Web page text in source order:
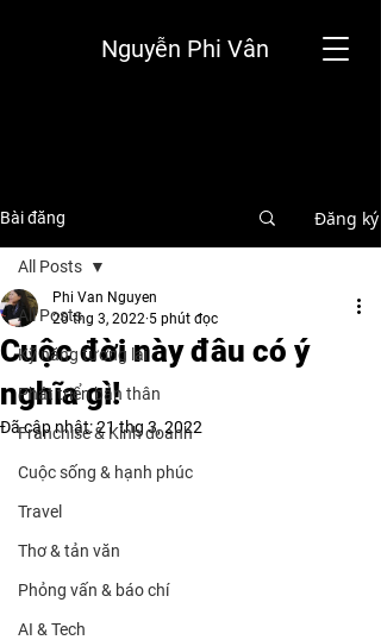
Nguyễn Phi Vân
Bài đăng Đăng ký
All Posts
Kỹ năng tương lai
Phát triển bản thân
Franchise & Kinh doanh
Cuộc sống & hạnh phúc
Travel
Thơ & tản văn
Phỏng vấn & báo chí
AI & Tech
All Posts
Cuộc đời này đâu có ý
nghĩa gì!
Phi Van Nguyen
20 thg 3, 2022 5 phút đọc
Đã cập nhật:21 thg 3, 2022